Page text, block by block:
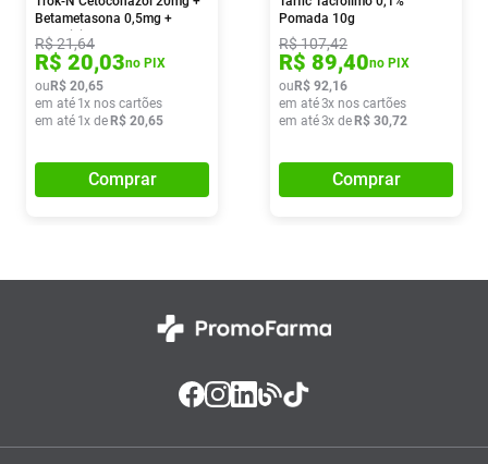
Betametasona 0,5mg +
Neomicina 1,5mg Pomada
10g
R$21,64
R$ 20,03no PIX
ou R$ 20,65
em até 1x nos cartões
em até 1x de R$ 20,65
Comprar
Pomada 10g
R$107,42
R$ 89,40no PIX
ou R$ 92,16
em até3x nos cartões
em até3x de R$ 30,72
Comprar